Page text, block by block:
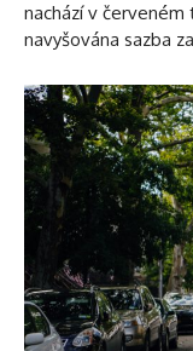
nachází v červeném
navyšována sazba